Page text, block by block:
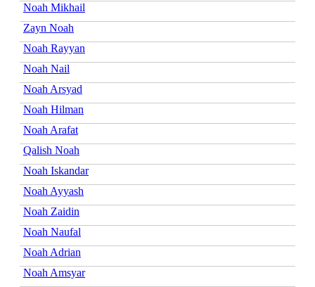
Noah Mikhail
Zayn Noah
Noah Rayyan
Noah Nail
Noah Arsyad
Noah Hilman
Noah Arafat
Qalish Noah
Noah Iskandar
Noah Ayyash
Noah Zaidin
Noah Naufal
Noah Adrian
Noah Amsyar